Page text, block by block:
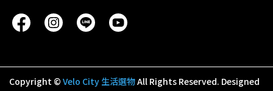
Copyright © Velo City 生活選物All Rights Reserved. Designed